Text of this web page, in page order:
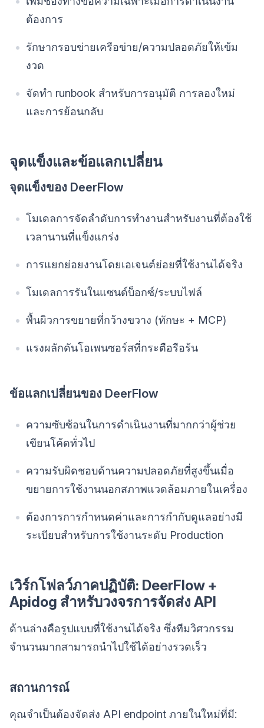
ต้องการ
รักษากรอบข่ายเครือข่าย/ความปลอดภัยให้เข้ม
งวด
จัดทำ runbook สำหรับการอนุมัติ การลองใหม่
และการย้อนกลับ
จุดแข็งและข้อแลกเปลี่ยน
จุดแข็งของ DeerFlow
โมเดลการจัดลำดับการทำงานสำหรับงานที่ต้องใช้
เวลานานที่แข็งแกร่ง
การแยกย่อยงานโดยเอเจนต์ย่อยที่ใช้งานได้จริง
โมเดลการรันในแซนด์บ็อกซ์/ระบบไฟล์
พื้นผิวการขยายที่กว้างขวาง (ทักษะ + MCP)
แรงผลักดันโอเพนซอร์สที่กระตือรือร้น
ข้อแลกเปลี่ยนของ DeerFlow
ความซับซ้อนในการดำเนินงานที่มากกว่าผู้ช่วย
เขียนโค้ดทั่วไป
ความรับผิดชอบด้านความปลอดภัยที่สูงขึ้นเมื่อ
ขยายการใช้งานนอกสภาพแวดล้อมภายในเครื่อง
ต้องการการกำหนดค่าและการกำกับดูแลอย่างมี
ระเบียบสำหรับการใช้งานระดับ Production
เวิร์กโฟลว์ภาคปฏิบัติ: DeerFlow +
Apidog สำหรับวงจรการจัดส่ง API
ด้านล่างคือรูปแบบที่ใช้งานได้จริง ซึ่งทีมวิศวกรรม
จำนวนมากสามารถนำไปใช้ได้อย่างรวดเร็ว
สถานการณ์
คุณจำเป็นต้องจัดส่ง API endpoint ภายในใหม่ที่มี: